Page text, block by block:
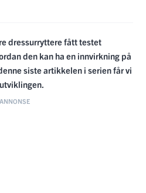
dressurryttere fått testet
den kan ha en innvirkning på
siste artikkelen i serien får vi